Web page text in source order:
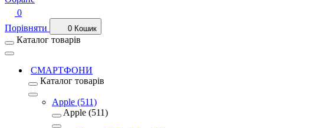
0
Порівняти
0 Кошик
Каталог товарів
СМАРТФОНИ
Каталог товарів
Apple (511)
Apple (511)